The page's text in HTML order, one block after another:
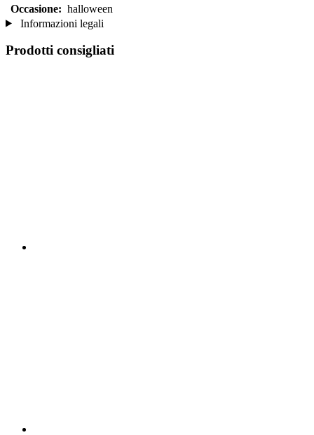
Occasione: halloween
Informazioni legali
Prodotti consigliati